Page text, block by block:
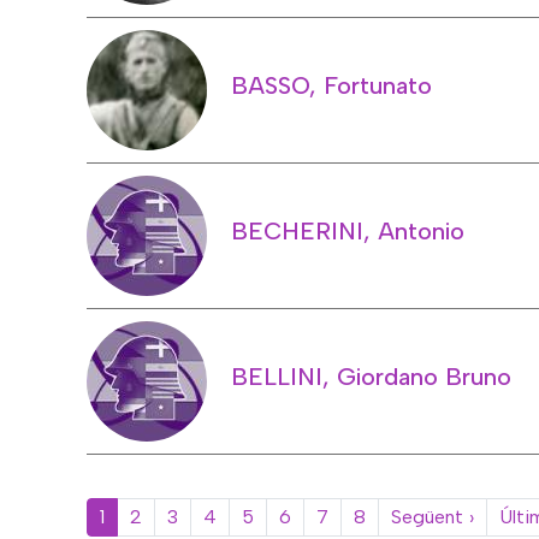
BASSO, Fortunato
BECHERINI, Antonio
BELLINI, Giordano Bruno
Paginació
1 2 3 4 5 6 7 8 Següent ›Pàgina